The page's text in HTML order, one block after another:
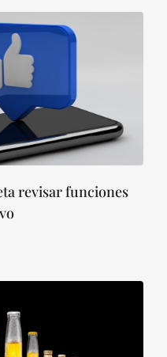
revisar funciones